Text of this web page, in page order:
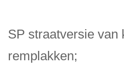
SP straatversie van
remplakken;